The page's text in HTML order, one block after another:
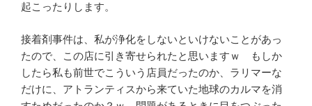
起こったりします。
接着剤事件は、私が浄化をしないといけないことがあっ
たので、この店に引き寄せられたと思いますｗ もしか
したら私も前世でこういう店員だったのか、ラリマーな
だけに、アトランティスから来ていた地球のカルマを消